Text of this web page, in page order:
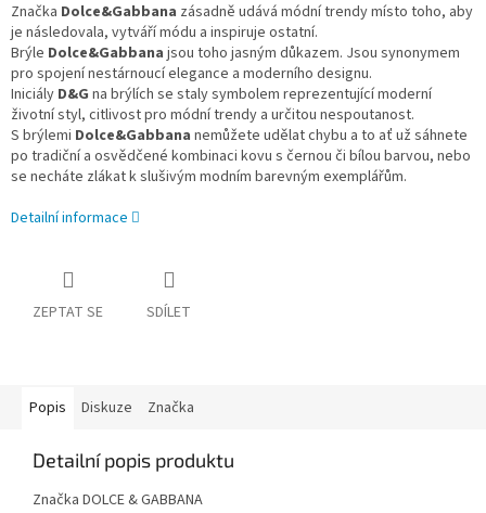
Značka Dolce&Gabbana zásadně udává módní trendy místo toho, aby
je následovala, vytváří módu a inspiruje ostatní.
Brýle Dolce&Gabbana jsou toho jasným důkazem. Jsou synonymem
pro spojení nestárnoucí elegance a moderního designu.
Iniciály D&G na brýlích se staly symbolem reprezentující moderní
životní styl, citlivost pro módní trendy a určitou nespoutanost.
S brýlemi Dolce&Gabbana nemůžete udělat chybu a to ať už sáhnete
po tradiční a osvědčené kombinaci kovu s černou či bílou barvou, nebo
se necháte zlákat k slušivým modním barevným exemplářům.
Detailní informace
ZEPTAT SE SDÍLET
Popis Diskuze Značka
Detailní popis produktu
Značka DOLCE & GABBANA